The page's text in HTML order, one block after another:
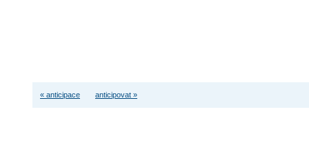
« anticipace anticipovat »